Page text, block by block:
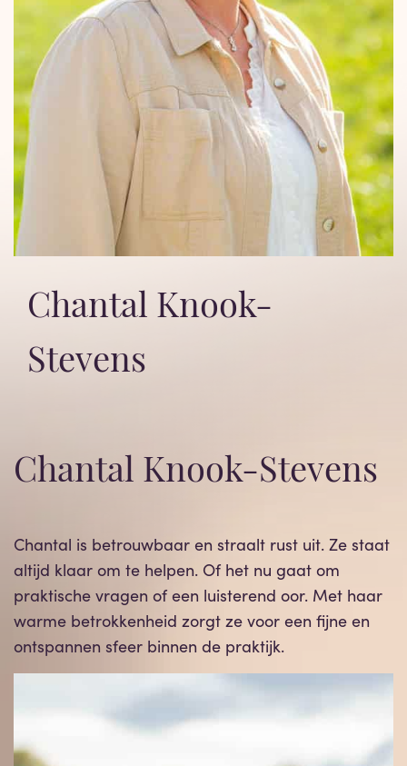
Chantal Knook-
Stevens
Chantal Knook-Stevens
Chantal is betrouwbaar en straalt rust uit. Ze staat
altijd klaar om te helpen. Of het nu gaat om
praktische vragen of een luisterend oor. Met haar
warme betrokkenheid zorgt ze voor een fijne en
ontspannen sfeer binnen de praktijk.